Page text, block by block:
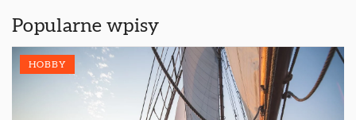
Popularne wpisy
HOBBY